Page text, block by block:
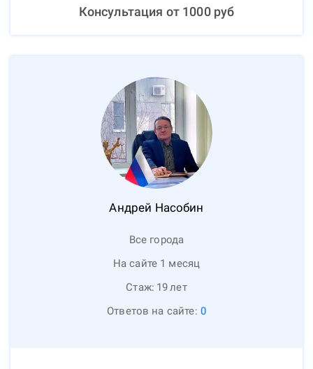
Консультация от 1000руб
Андрей Насобин
Все города
На сайте 1 месяц
Стаж: 19лет
Ответов на сайте: 0